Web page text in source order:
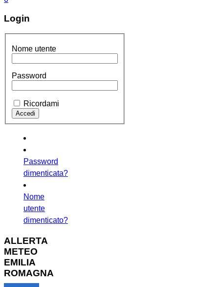
Login
Nome utente
Password
Ricordami
Password
dimenticata?
Nome
utente
dimenticato?
ALLERTA
METEO
EMILIA
ROMAGNA